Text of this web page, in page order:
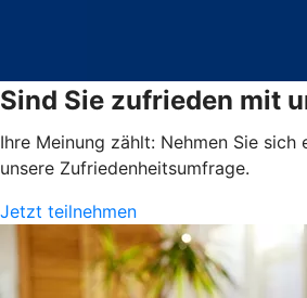
Sind Sie zufrieden mit
Ihre Meinung zählt: Nehmen Sie
unsere Zufriedenheits­umfrage.
Jetzt teilnehmen